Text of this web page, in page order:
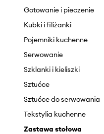
Gotowanie i pieczenie
Kubki i filiżanki
Pojemniki kuchenne
Serwowanie
Szklanki i kieliszki
Sztućce
Sztućce do serwowania
Tekstylia kuchenne
Zastawa stołowa